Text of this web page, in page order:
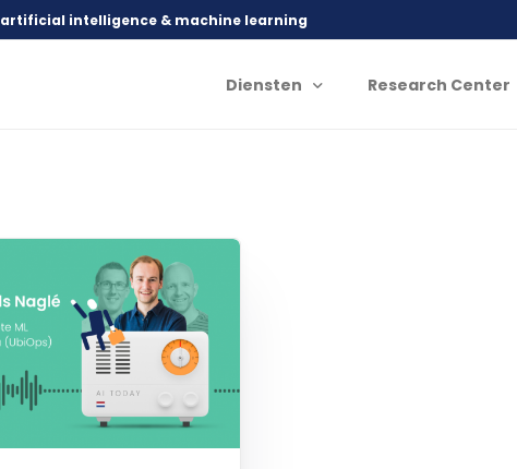
artificial intelligence & machine learning
Diensten Research Center